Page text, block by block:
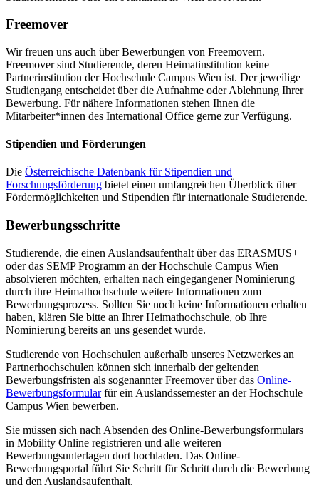
Freemover
Wir freuen uns auch über Bewerbungen von Freemovern.
Freemover sind Studierende, deren Heimatinstitution keine
Partnerinstitution der Hochschule Campus Wien ist. Der jeweilige
Studiengang entscheidet über die Aufnahme oder Ablehnung Ihrer
Bewerbung. Für nähere Informationen stehen Ihnen die
Mitarbeiter*innen des International Office gerne zur Verfügung.
Stipendien und Förderungen
Die Österreichische Datenbank für Stipendien und
Forschungsförderung bietet einen umfangreichen Überblick über
Fördermöglichkeiten und Stipendien für internationale Studierende.
Bewerbungsschritte
Studierende, die einen Auslandsaufenthalt über das ERASMUS+
oder das SEMP Programm an der Hochschule Campus Wien
absolvieren möchten, erhalten nach eingegangener Nominierung
durch ihre Heimathochschule weitere Informationen zum
Bewerbungsprozess. Sollten Sie noch keine Informationen erhalten
haben, klären Sie bitte an Ihrer Heimathochschule, ob Ihre
Nominierung bereits an uns gesendet wurde.
Studierende von Hochschulen außerhalb unseres Netzwerkes an
Partnerhochschulen können sich innerhalb der geltenden
Bewerbungsfristen als sogenannter Freemover über das Online-
Bewerbungsformularfür ein Auslandssemester an der Hochschule
Campus Wien bewerben.
Sie müssen sich nach Absenden des Online-Bewerbungsformulars
in Mobility Online registrieren und alle weiteren
Bewerbungsunterlagen dort hochladen. Das Online-
Bewerbungsportal führt Sie Schritt für Schritt durch die Bewerbung
und den Auslandsaufenthalt.